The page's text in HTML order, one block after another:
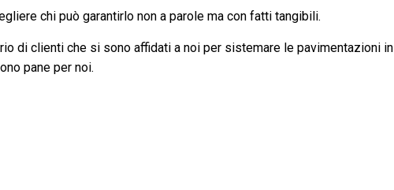
chi può garantirlo non a parole ma con fatti tangibili.
di clienti che si sono affidati a noi per sistemare le pavimentazioni in
pane per noi.